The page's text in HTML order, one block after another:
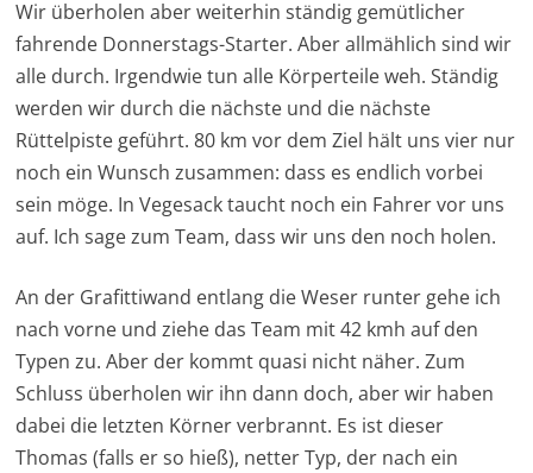
Wir überholen aber weiterhin ständig gemütlicher
fahrende Donnerstags-Starter. Aber allmählich sind wir
alle durch. Irgendwie tun alle Körperteile weh. Ständig
werden wir durch die nächste und die nächste
Rüttelpiste geführt. 80 km vor dem Ziel hält uns vier nur
noch ein Wunsch zusammen: dass es endlich vorbei
sein möge. In Vegesack taucht noch ein Fahrer vor uns
auf. Ich sage zum Team, dass wir uns den noch holen.
An der Grafittiwand entlang die Weser runter gehe ich
nach vorne und ziehe das Team mit 42 kmh auf den
Typen zu. Aber der kommt quasi nicht näher. Zum
Schluss überholen wir ihn dann doch, aber wir haben
dabei die letzten Körner verbrannt. Es ist dieser
Thomas (falls er so hieß), netter Typ, der nach ein